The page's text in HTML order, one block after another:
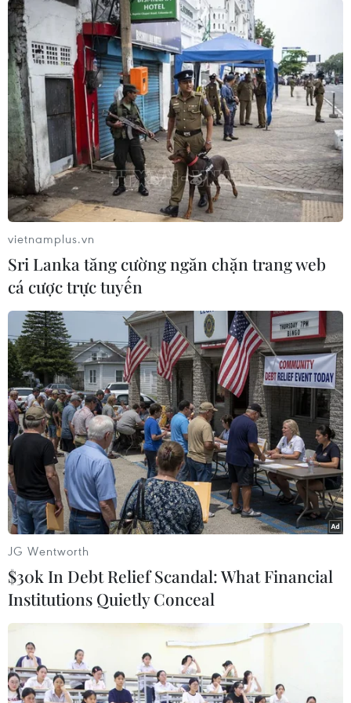
#Nhà đầu tư nước ngoài #Mua ròng
#Doanh thu
#Lãi ròng
Theo dõi VietnamPlus
TIN LIÊN QUAN
vietnamplus.vn
Sri Lanka tăng cường ngăn chặn trang web
cá cược trực tuyến
JG Wentworth
$30k In Debt Relief Scandal: What Financial
Institutions Quietly Conceal